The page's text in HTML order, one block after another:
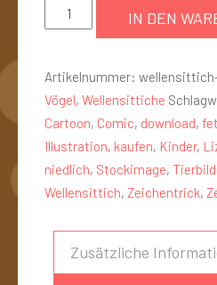
IN DEN
Artikelnummer:
Vögel, Wellensittiche
Cartoon, Comic, download,
Illustration, kaufen, Kinder,
niedlich, Stockimage,
Wellensittich, Zeichentrick,
Zusätzliche